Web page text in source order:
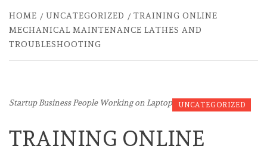
HOME UNCATEGORIZED
TRAINING ONLINE
MECHANICAL MAINTENANCE LATHES AND
TROUBLESHOOTING
Startup Business People Working on Laptop UNCATEGORIZED
TRAINING ONLINE